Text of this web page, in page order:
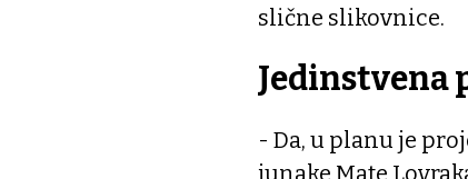
slične slikovnice.
Jedinstvena
- Da, u planu je
junake Mate